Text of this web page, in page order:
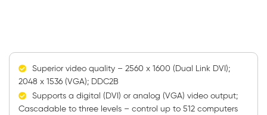
Superior video quality – 2560 x 1600 (Dual Link DVI);
2048 x 1536 (VGA); DDC2B
Supports a digital (DVI) or analog (VGA) video output;
Cascadable to three levels – control up to 512 computers